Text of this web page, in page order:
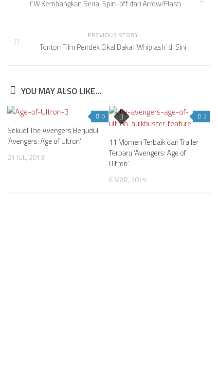
CW Kembangkan Serial Spin-off dari Arrow/Flash
PREVIOUS STORY
Tonton Film Pendek Cikal Bakal ‘Whiplash’ di Sini
YOU MAY ALSO LIKE...
0
Sekuel The Avengers Berjudul
‘Avengers: Age of Ultron’
21 JUL, 2013
2
11 Momen Terbaik dari Trailer
Terbaru ‘Avengers: Age of
Ultron’
6 MAR, 2015